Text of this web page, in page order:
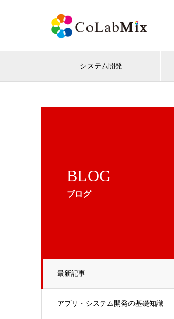
システム開発
BLOG
ブログ
最新記事
アプリ・システム開発の基礎知識